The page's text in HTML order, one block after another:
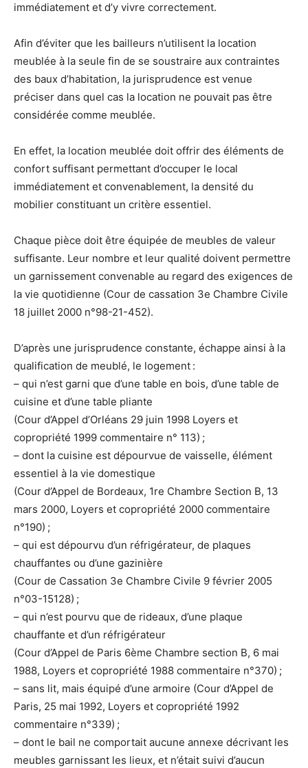
immédiatement et d’y vivre correctement.
Afin d’éviter que les bailleurs n’utilisent la location
meublée à la seule fin de se soustraire aux contraintes
des baux d’habitation, la jurisprudence est venue
préciser dans quel cas la location ne pouvait pas être
considérée comme meublée.
En effet, la location meublée doit offrir des éléments de
confort suffisant permettant d’occuper le local
immédiatement et convenablement, la densité du
mobilier constituant un critère essentiel.
Chaque pièce doit être équipée de meubles de valeur
suffisante. Leur nombre et leur qualité doivent permettre
un garnissement convenable au regard des exigences de
la vie quotidienne (Cour de cassation 3e Chambre Civile
18 juillet 2000 n°98-21-452).
D’après une jurisprudence constante, échappe ainsi à la
qualification de meublé, le logement :
– qui n’est garni que d’une table en bois, d’une table de
cuisine et d’une table pliante
(Cour d’Appel d’Orléans 29 juin 1998 Loyers et
copropriété 1999 commentaire n° 113) ;
– dont la cuisine est dépourvue de vaisselle, élément
essentiel à la vie domestique
(Cour d’Appel de Bordeaux, 1re Chambre Section B, 13
mars 2000, Loyers et copropriété 2000 commentaire
n°190) ;
– qui est dépourvu d’un réfrigérateur, de plaques
chauffantes ou d’une gazinière
(Cour de Cassation 3e Chambre Civile 9 février 2005
n°03-15128) ;
– qui n’est pourvu que de rideaux, d’une plaque
chauffante et d’un réfrigérateur
(Cour d’Appel de Paris 6ème Chambre section B, 6 mai
1988, Loyers et copropriété 1988 commentaire n°370) ;
– sans lit, mais équipé d’une armoire (Cour d’Appel de
Paris, 25 mai 1992, Loyers et copropriété 1992
commentaire n°339) ;
– dont le bail ne comportait aucune annexe décrivant les
meubles garnissant les lieux, et n’était suivi d’aucun